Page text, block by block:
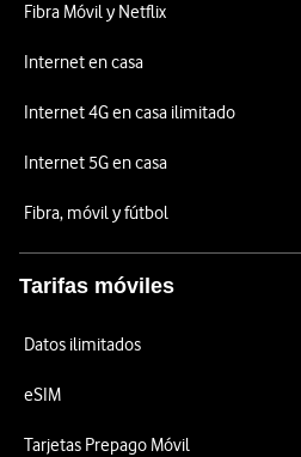
Fibra Móvil y Netflix
Internet en casa
Internet 4G en casa ilimitado
Internet 5G en casa
Fibra, móvil y fútbol
Tarifas móviles
Datos ilimitados
eSIM
Tarjetas Prepago Móvil